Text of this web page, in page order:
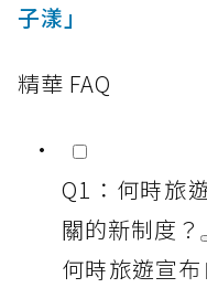
子漾」
精華 FAQ
Q1：何時旅
關的新制度？
何時旅遊宣